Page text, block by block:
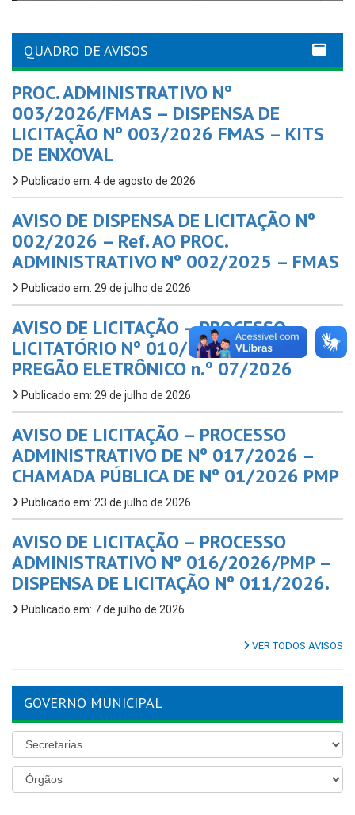
QUADRO DE AVISOS
PROC. ADMINISTRATIVO Nº
003/2026/FMAS – DISPENSA DE
LICITAÇÃO Nº 003/2026 FMAS – KITS
DE ENXOVAL
Publicado em: 4 de agosto de 2026
AVISO DE DISPENSA DE LICITAÇÃO Nº
002/2026 – Ref. AO PROC.
ADMINISTRATIVO Nº 002/2025 – FMAS
Publicado em: 29 de julho de 2026
AVISO DE LICITAÇÃO – PROCESSO
LICITATÓRIO Nº 010/2026 – PMP,
PREGÃO ELETRÔNICO n.º 07/2026
Publicado em: 29 de julho de 2026
AVISO DE LICITAÇÃO – PROCESSO
ADMINISTRATIVO DE Nº 017/2026 –
CHAMADA PÚBLICA DE Nº 01/2026 PMP
Publicado em: 23 de julho de 2026
AVISO DE LICITAÇÃO – PROCESSO
ADMINISTRATIVO Nº 016/2026/PMP –
DISPENSA DE LICITAÇÃO Nº 011/2026.
Publicado em: 7 de julho de 2026
VER TODOS AVISOS
GOVERNO MUNICIPAL